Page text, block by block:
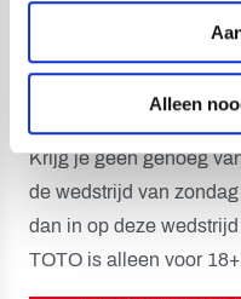
Alleen
MAAK
NOG
Krijg je geen genoeg
de wedstrijd van
dan in op deze
TOTO is alleen voor